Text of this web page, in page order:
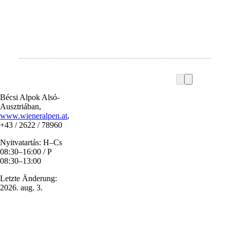
Bécsi Alpok Alsó-
Ausztriában,
www.wieneralpen.at,
+43 / 2622 / 78960
Nyitvatartás: H–Cs
08:30–16:00 / P
08:30–13:00
Letzte Änderung:
2026. aug. 3.